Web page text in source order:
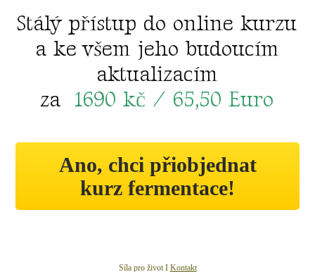
Stálý přístup do online kurzu
a ke všem jeho budoucím
aktualizacím
za 1690 kč / 65,50 Euro
Ano, chci přiobjednat
kurz fermentace!
Síla pro život I Kontakt